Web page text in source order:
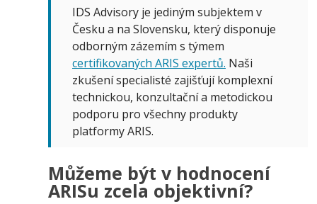
IDS Advisory je jediným subjektem v
Česku a na Slovensku, který disponuje
odborným zázemím s týmem
certifikovaných ARIS expertů. Naši
zkušení specialisté zajišťují komplexní
technickou, konzultační a metodickou
podporu pro všechny produkty
platformy ARIS.
Můžeme být v hodnocení
ARISu zcela objektivní?